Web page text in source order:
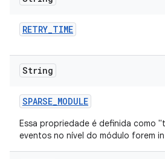
RETRY_TIME
String
SPARSE_MODULE
Essa propriedade é definida como
eventos no nível do módulo forem